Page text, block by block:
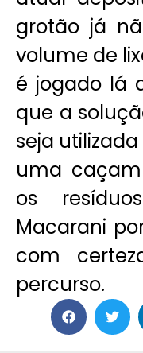
grotão já
volume de
é jogado lá
que a
seja utilizada
uma
os
Macarani
com
percurso.